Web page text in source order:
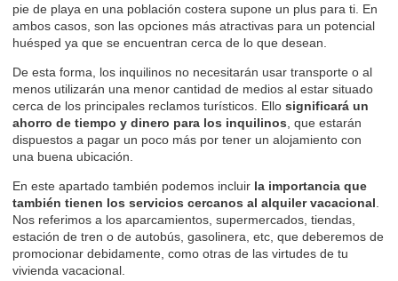
pie de playa en una población costera supone un plus para ti. En
ambos casos, son las opciones más atractivas para un potencial
huésped ya que se encuentran cerca de lo que desean.
De esta forma, los inquilinos no necesitarán usar transporte o al
menos utilizarán una menor cantidad de medios al estar situado
cerca de los principales reclamos turísticos. Ello significará un
ahorro de tiempo y dinero para los inquilinos , que estarán
dispuestos a pagar un poco más por tener un alojamiento con
una buena ubicación.
En este apartado también podemos incluir la importancia que
también tienen los servicios cercanos al alquiler vacacional.
Nos referimos a los aparcamientos, supermercados, tiendas,
estación de tren o de autobús, gasolinera, etc, que deberemos de
promocionar debidamente, como otras de las virtudes de tu
vivienda vacacional.